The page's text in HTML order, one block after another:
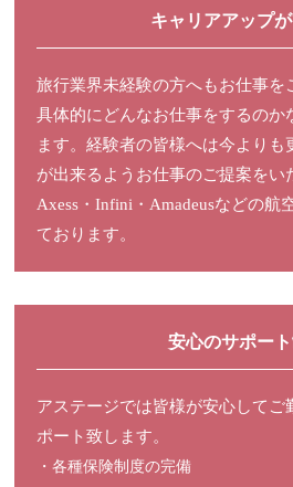
キャリアアップ
旅行業界未経験の方へもお仕事を
具体的にどんなお仕事をするのか
ます。経験者の皆様へは今より
が出来るようお仕事のご提案をい
Axess・Infini・Amadeusなどの航
ております。
安心のサポー
アステージでは皆様が安心してご
ポート致します。
・各種保険制度の完備